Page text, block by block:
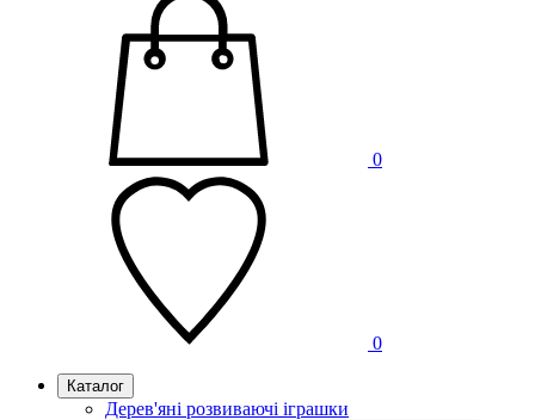
0
0
Каталог
Дерев'яні розвиваючі іграшки